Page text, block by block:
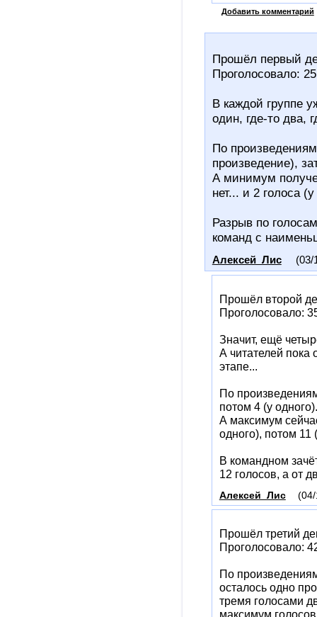
Добавить комментарий
Прошёл первый
Проголосовало:
В каждой группе
один, где-то два,
По
произведение),
А минимум
нет... и 2 голоса
Разрыв по
команд с
Алексей_Лис (03/
Прошёл второй
Проголосовало:
Значит, ещё
А читателей пока
этапе...
По
потом 4 (у одного).
А максимум
одного), потом 11
В командном
12 голосов, а от
Алексей_Лис
Прошёл третий
Проголосовало:
По
осталось одно
тремя голосами
максимум